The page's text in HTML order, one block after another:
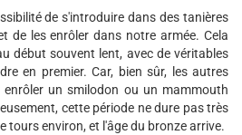
de s'introduire dans des tanières
de les enrôler dans notre armée. Cela
début souvent lent, avec de véritables
en premier. Car, bien sûr, les autres
un smilodon ou un mammouth
cette période ne dure pas très
tours environ, et l'âge du bronze arrive.